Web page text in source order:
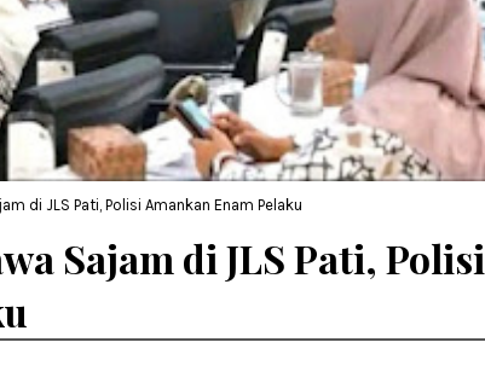
di JLS Pati, Polisi Amankan Enam Pelaku
Sajam di JLS Pati, Polisi